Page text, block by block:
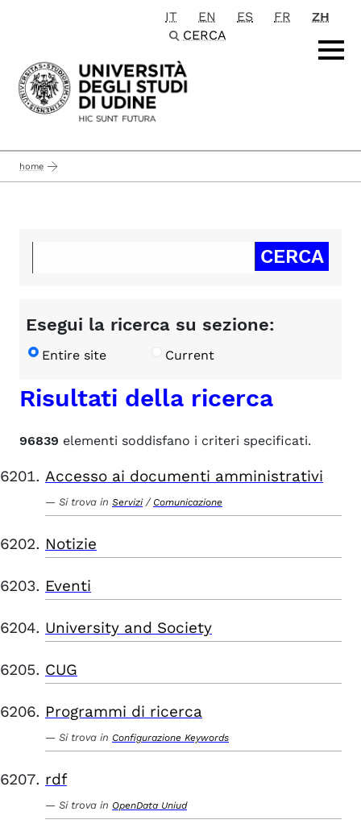
Passa al contenuto principale
IT EN ES FR
ZH
CERCA
home
Esegui la ricerca su sezione:
Entire site Current
Risultati della ricerca
96839 elementi soddisfano i criteri specificati.
Accesso ai documenti amministrativi
Si trova in Servizi / Comunicazione
Notizie
Eventi
University and Society
CUG
Programmi di ricerca
Si trova in Configurazione Keywords
rdf
Si trova in OpenData Uniud